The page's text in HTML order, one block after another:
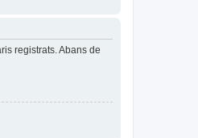
registrats. Abans de